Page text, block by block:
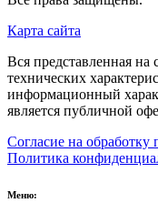
Карта сайта
Вся представленная
технических
информационный
является публичной
Согласие на
Политика
Меню: